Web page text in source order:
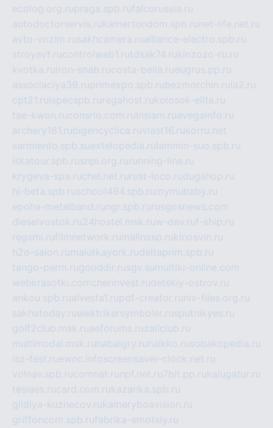
ecolog.org.rupraga.spb.rufalcorussia.ru
autodoctorservis.rukamertondom.spb.ru net-life.net.ru
avto-vozim.rusakhcamera.rualliance-electro.spb.ru
stroyavt.rucontrolweb1.rutdsak74.rukinzozo-ru.ru
kvotka.ru iron-snab.rucosta-bella.rueugrus.pp.ru
associaciya39.ruprimexpo.spb.rubezmorchin.ru ia2.ru
cpt21.ru ispecspb.ru regahost.rukolosok-elita.ru
tae-kwon.ruconsrio.com.ru insiam.ruavegainfo.ru
archery161.rubigencyclica.ruvlast16.rukorru.net
sarmiento.spb.suextelopedia.ru lammin-suo.spb.ru
iskatour.spb.rusnpi.org.ru running-line.ru
krygeva-spa.ruchel.net.ru rust-loco.rudugshop.ru
hl-beta.spb.ruschool494.spb.ru mymubaby.ru
epoha-metalband.ru ngr.spb.ru rusgosnews.com
dieselvostok.ru24hostel.msk.ruw-dev.ruf-ship.ru
regsmi.rufilmnetwork.ru malinasp.rukinosvin.ru
h2o-salon.ru malutkayork.rudeltaprim.spb.ru
tango-perm.rugooddir.rusgv.su multiki-online.com
webkrasotki.comcherinvest.rudetskiy-ostrov.ru
ankou.spb.rualvesta1.rupdf-creator.ru nix-files.org.ru
sakhatoday.ruelektrikersymboler.rusputnikyes.ru
golf2club.msk.ruaeforums.ruzallclub.ru
multimodal.msk.ru habaigry.ru haikko.rusobakopedia.ru
isz-fest.ruewnc.infoscreensaver-clock.net.ru
volnav.spb.rucomnat.ru npf.net.ru7bit.pp.rukalugatur.ru
tesiaes.rucard.com.rukazanka.spb.ru
gildiya-kuznecov.rukameryboavision.ru
griffoncom.spb.rufabrika-emotsiy.ru